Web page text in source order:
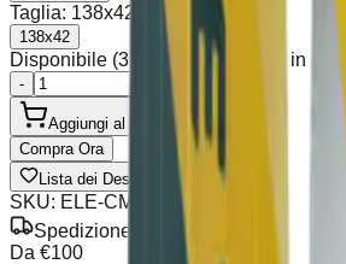
Taglia: 138x42
138x42
Disponibile (3 unità), spedizione in 2-5
-
Aggiungi al Carrello
Compra Ora
Lista dei Desideri
Condividi
SKU: ELE-CMD-V3
Spedizione Gratuita
Da €100